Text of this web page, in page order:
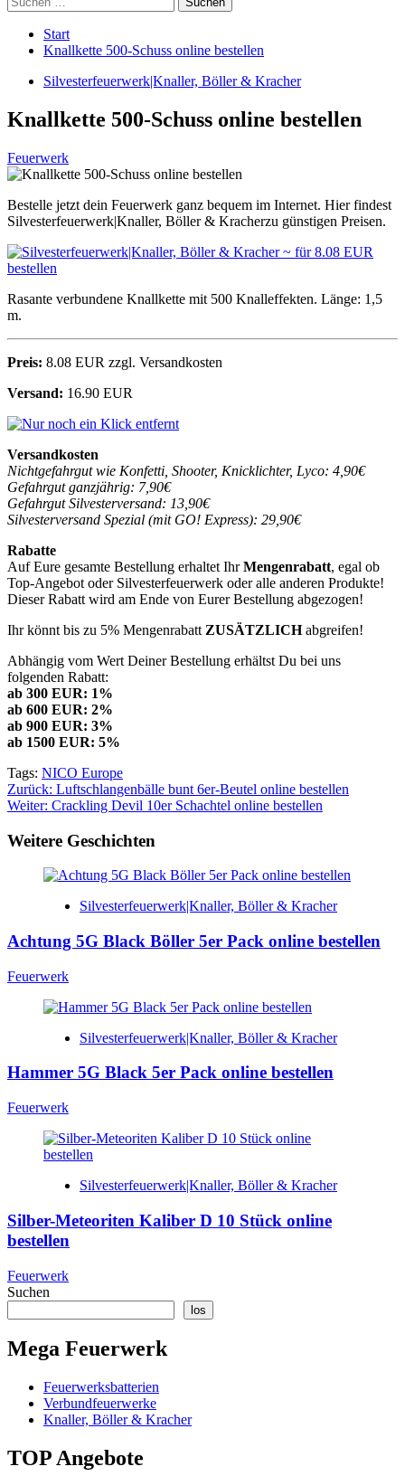
nach:
Start
Knallkette 500-Schuss online bestellen
Silvesterfeuerwerk|Knaller, Böller & Kracher
Knallkette 500-Schuss online bestellen
Feuerwerk
Bestelle jetzt dein Feuerwerk ganz bequem im Internet. Hier findest
Silvesterfeuerwerk|Knaller, Böller & Kracherzu günstigen Preisen.
Rasante verbundene Knallkette mit 500 Knalleffekten. Länge: 1,5
m.
Preis: 8.08 EUR zzgl. Versandkosten
Versand: 16.90 EUR
Versandkosten
Nichtgefahrgut wie Konfetti, Shooter, Knicklichter, Lyco: 4,90€
Gefahrgut ganzjährig: 7,90€
Gefahrgut Silvesterversand: 13,90€
Silvesterversand Spezial (mit GO! Express): 29,90€
Rabatte
Auf Eure gesamte Bestellung erhaltet IhrMengenrabatt, egal ob
Top-Angebot oder Silvesterfeuerwerk oder alle anderen Produkte!
Dieser Rabatt wird am Ende von Eurer Bestellung abgezogen!
Ihr könnt bis zu 5% Mengenrabatt ZUSÄTZLICHabgreifen!
Abhängig vom Wert Deiner Bestellung erhältst Du bei uns
folgenden Rabatt:
ab 300 EUR: 1%
ab 600 EUR: 2%
ab 900 EUR: 3%
ab 1500 EUR: 5%
Tags: NICO Europe
Beitragsnavigation
Zurück: Luftschlangenbälle bunt 6er-Beutel online bestellen
Weiter: Crackling Devil 10er Schachtel online bestellen
Weitere Geschichten
Silvesterfeuerwerk|Knaller, Böller & Kracher
Achtung 5G Black Böller 5er Pack online bestellen
Feuerwerk
Silvesterfeuerwerk|Knaller, Böller & Kracher
Hammer 5G Black 5er Pack online bestellen
Feuerwerk
Silvesterfeuerwerk|Knaller, Böller & Kracher
Silber-Meteoriten Kaliber D 10 Stück online
bestellen
Feuerwerk
Suchen
los
Mega Feuerwerk
Feuerwerksbatterien
Verbundfeuerwerke
Knaller, Böller & Kracher
TOP Angebote